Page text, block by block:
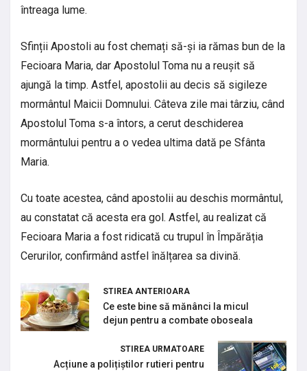
întreaga lume.
Sfinții Apostoli au fost chemați să-și ia rămas bun de la
Fecioara Maria, dar Apostolul Toma nu a reușit să
ajungă la timp. Astfel, apostolii au decis să sigileze
mormântul Maicii Domnului. Câteva zile mai târziu, când
Apostolul Toma s-a întors, a cerut deschiderea
mormântului pentru a o vedea ultima dată pe Sfânta
Maria.
Cu toate acestea, când apostolii au deschis mormântul,
au constatat că acesta era gol. Astfel, au realizat că
Fecioara Maria a fost ridicată cu trupul în Împărăția
Cerurilor, confirmând astfel înălțarea sa divină.
STIREA ANTERIOARA
Ce este bine să mănânci la micul
dejun pentru a combate oboseala
STIREA URMATOARE
Acțiune a polițiștilor rutieri pentru